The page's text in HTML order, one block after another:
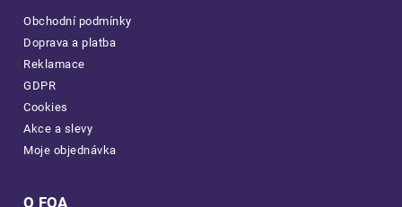
Obchodní podmínky
Doprava a platba
Reklamace
GDPR
Cookies
Akce a slevy
Moje objednávka
O FOA